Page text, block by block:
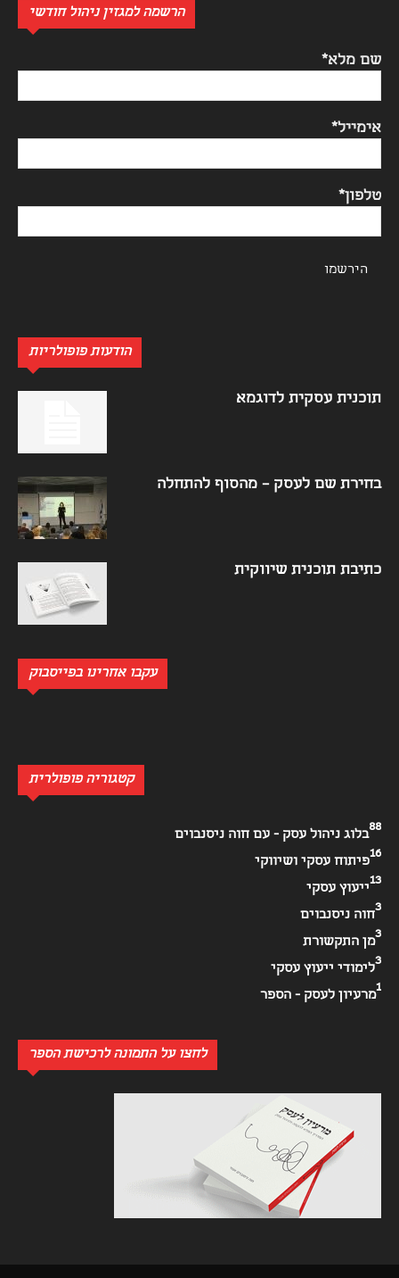
הרשמה למגזין ניהול חודשי
שם מלא*
אימייל*
טלפון*
הודעות פופולריות
תוכנית עסקית לדוגמא
בחירת שם לעסק – מהסוף להתחלה
כתיבת תוכנית שיווקית
עקבו אחרינו בפייסבוק
קטגוריה פופולרית
בלוג ניהול עסק - עם חוה ניסנבוים
88
פיתוח עסקי ושיווקי
16
ייעוץ עסקי
13
חוה ניסנבוים
3
מן התקשורת
3
לימודי ייעוץ עסקי
3
מרעיון לעסק - הספר
1
לחצו על התמונה לרכישת הספר